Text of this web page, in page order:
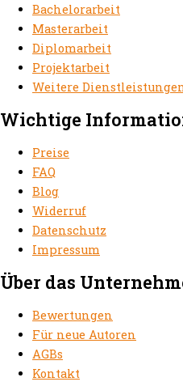
Bachelorarbeit
Masterarbeit
Diplomarbeit
Projektarbeit
Weitere
Wichtige
Preise
FAQ
Blog
Widerruf
Datenschutz
Impressum
Über das
Bewertungen
Für neue Autoren
AGBs
Kontakt